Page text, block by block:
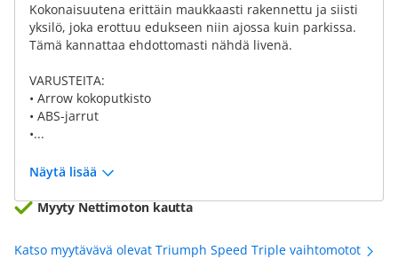
Kokonaisuutena erittäin maukkaasti rakennettu ja siisti
yksilö, joka erottuu edukseen niin ajossa kuin parkissa.
Tämä kannattaa ehdottomasti nähdä livenä.
VARUSTEITA:
• Arrow kokoputkisto
• ABS-jarrut
•...
Näytä lisää
Myyty Nettimoton kautta
Katso myytävävä olevat Triumph Speed Triple vaihtomotot